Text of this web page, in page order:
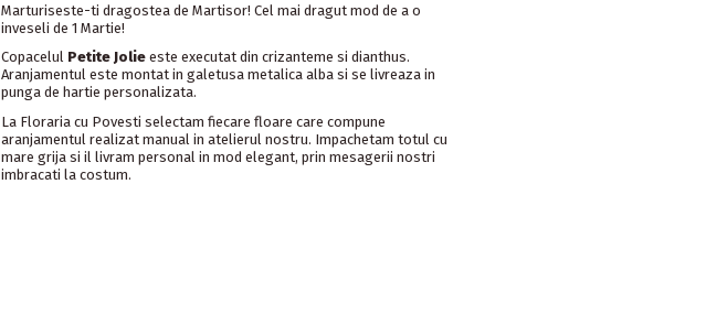
Marturiseste-ti dragostea de Martisor! Cel mai dragut mod de a o
inveseli de 1 Martie!
Copacelul Petite Jolie este executat din crizanteme si dianthus.
Aranjamentul este montat in galetusa metalica alba si se livreaza in
punga de hartie personalizata.
La Floraria cu Povesti selectam fiecare floare care compune
aranjamentul realizat manual in atelierul nostru. Impachetam totul cu
mare grija si il livram personal in mod elegant, prin mesagerii nostri
imbracati la costum.